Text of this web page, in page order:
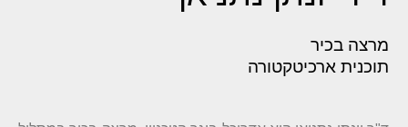
מרצה בכיר
תוכנית ארכיטקטורה